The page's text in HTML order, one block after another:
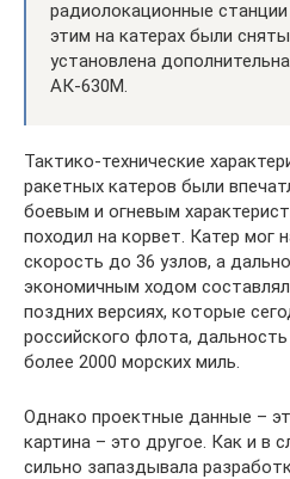
радиолокационные
этим на катерах были
установлена
АК-630М.
Тактико-технические
ракетных катеров были
боевым и огневым
походил на корвет. Катер мог
скорость до 36 узлов, а
экономичным ходом
поздних версиях, которые
российского флота,
более 2000 морских миль.
Однако проектные данные –
картина – это другое. Как и в
сильно запаздывала